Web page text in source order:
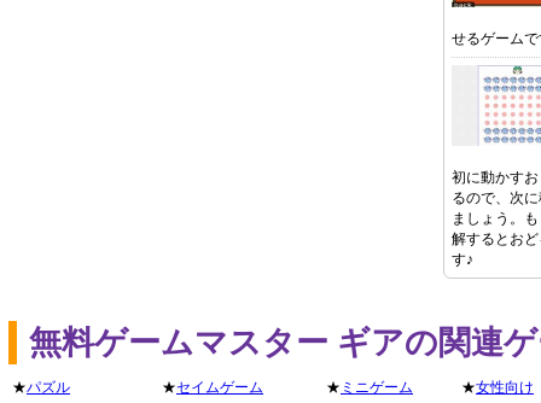
せるゲーム
初に動かす
るので、次
ましょう。
解するとお
す♪
無料ゲームマスター ギアの関連
★パズル ★セイムゲーム ★ ミニゲーム ★女性向け